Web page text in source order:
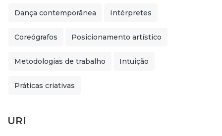
Dança contemporânea Intérpretes
Coreógrafos Posicionamento artístico
Metodologias de trabalho Intuição
Práticas criativas
URI